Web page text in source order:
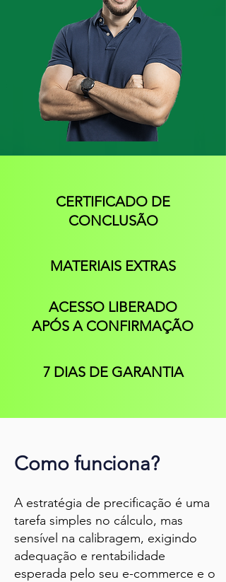
CERTIFICADO DE
CONCLUSÃO
MATERIAIS EXTRAS
ACESSO LIBERADO
APÓS A CONFIRMAÇÃO
7 DIAS DE GARANTIA
Como funciona?
A estratégia de precificação é uma
tarefa simples no cálculo, mas
sensível na calibragem, exigindo
adequação e rentabilidade
esperada pelo seu e-commerce e o